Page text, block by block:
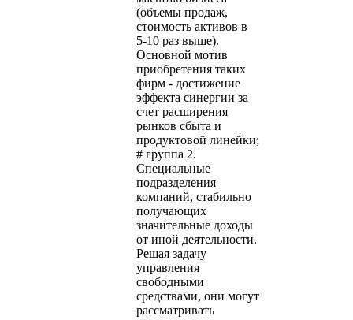
(объемы продаж,
стоимость активов в
5-10 раз выше).
Основной мотив
приобретения таких
фирм - достижение
эффекта синергии за
счет расширения
рынков сбыта и
продуктовой линейки;
# группа 2.
Специальные
подразделения
компаний, стабильно
получающих
значительные доходы
от иной деятельности.
Решая задачу
управления
свободными
средствами, они могут
рассматривать